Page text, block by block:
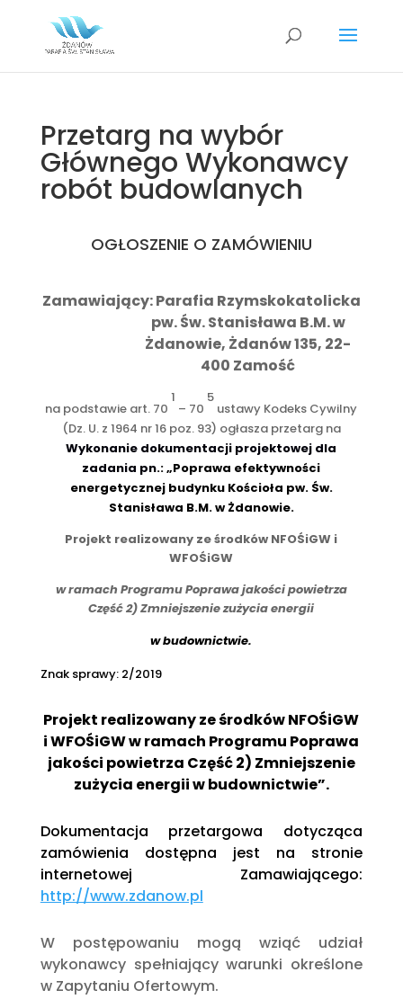
Przetarg na wybór
Głównego Wykonawcy
robót budowlanych
OGŁOSZENIE O ZAMÓWIENIU
Zamawiający: Parafia Rzymskokatolicka
pw. Św. Stanisława B.M. w
Żdanowie, Żdanów 135, 22-
400 Zamość
na podstawie art. 70
1
– 70
5
ustawy Kodeks Cywilny
(Dz. U. z 1964 nr 16 poz. 93) ogłasza przetarg na
Wykonanie dokumentacji projektowej dla
zadania pn.: „Poprawa efektywności
energetycznej budynku Kościoła pw. Św.
Stanisława B.M. w Żdanowie.
Projekt realizowany ze środków NFOŚiGW i
WFOŚiGW
w ramach Programu Poprawa jakości powietrza
Część 2) Zmniejszenie zużycia energii
w budownictwie.
Znak sprawy: 2/2019
Projekt realizowany ze środków NFOŚiGW
i WFOŚiGW w ramach Programu Poprawa
jakości powietrza Część 2) Zmniejszenie
zużycia energii w budownictwie”.
Dokumentacja przetargowa dotycząca
zamówienia dostępna jest na stronie
internetowej Zamawiającego:
http://www.zdanow.pl
W postępowaniu mogą wziąć udział
wykonawcy spełniający warunki określone
w Zapytaniu Ofertowym.